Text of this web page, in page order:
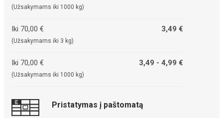
(Užsakymams iki 1000 kg)
Iki 70,00 €
(Užsakymams iki 3 kg)
3,49 €
Iki 70,00 €
(Užsakymams iki 1000 kg)
3,49 - 4,99 €
Pristatymas į paštomatą